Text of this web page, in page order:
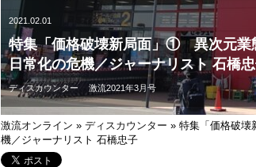
2021.02.01
特集「価格破壊新局面」① 異次元業
日常化の危機／ジャーナリスト 石橋
ディスカウンター 激流2021年3月号
激流オンライン » ディスカウンター » 特集「価格破
機／ジャーナリスト 石橋忠子